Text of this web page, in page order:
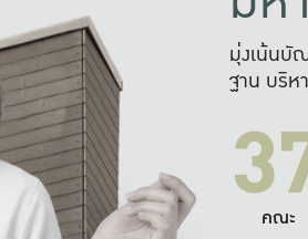
มุ่งเน้นบั
ฐาน บริห
คณะ